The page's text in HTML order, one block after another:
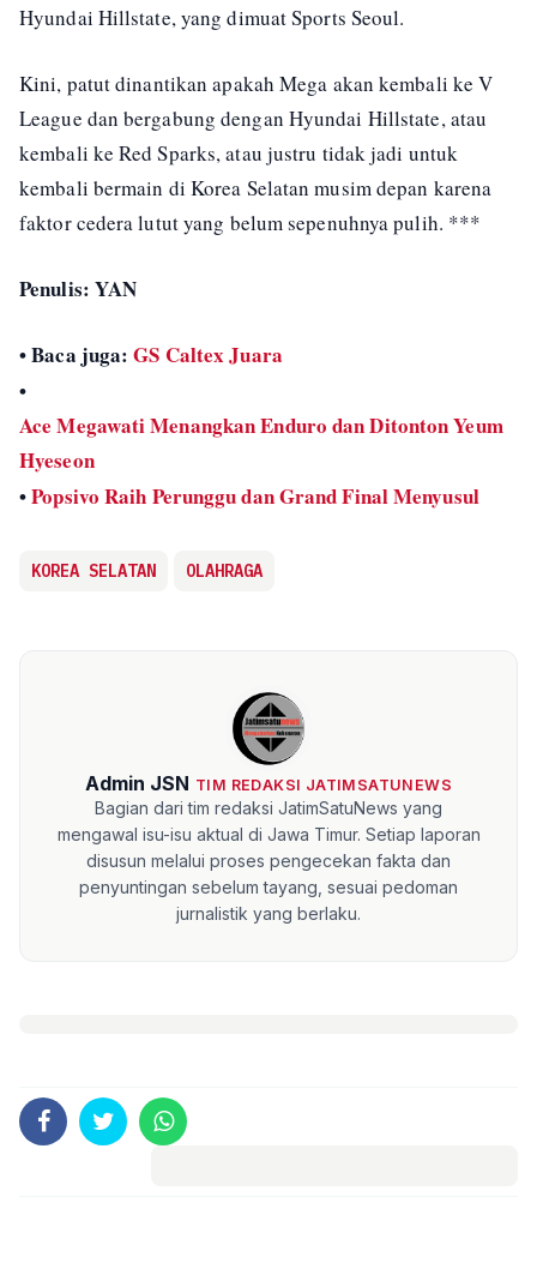
Hyundai Hillstate, yang dimuat Sports Seoul.
Kini, patut dinantikan apakah Mega akan kembali ke V
League dan bergabung dengan Hyundai Hillstate, atau
kembali ke Red Sparks, atau justru tidak jadi untuk
kembali bermain di Korea Selatan musim depan karena
faktor cedera lutut yang belum sepenuhnya pulih. ***
Penulis: YAN
• Baca juga:GS Caltex Juara
•
Ace Megawati Menangkan Enduro dan Ditonton Yeum
Hyeseon
•Popsivo Raih Perunggu dan Grand Final Menyusul
KOREA SELATAN OLAHRAGA
Admin JSN TIM REDAKSI JATIMSATUNEWS
Bagian dari tim redaksi JatimSatuNews yang
mengawal isu-isu aktual di Jawa Timur. Setiap laporan
disusun melalui proses pengecekan fakta dan
penyuntingan sebelum tayang, sesuai pedoman
jurnalistik yang berlaku.